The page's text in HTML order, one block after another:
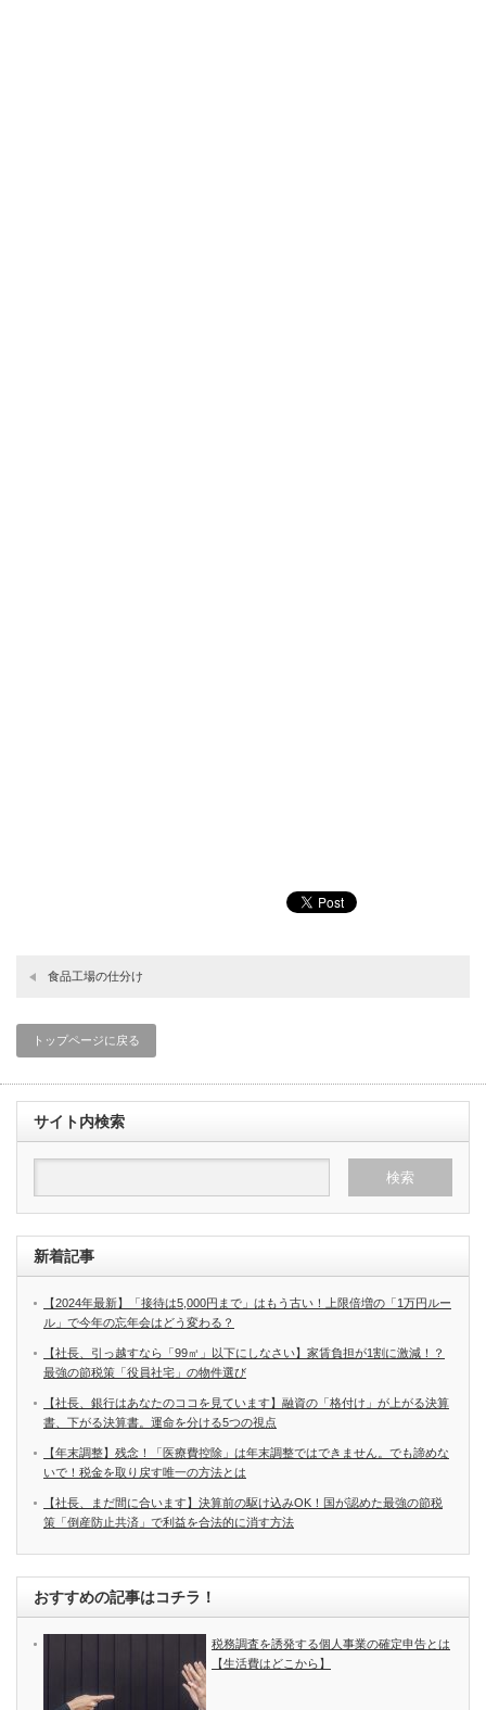
食品工場の仕分け
トップページに戻る
サイト内検索
新着記事
【2024年最新】「接待は5,000円まで」はもう古い！上限倍増の「1万円ルー
ル」で今年の忘年会はどう変わる？
【社長、引っ越すなら「99㎡」以下にしなさい】家賃負担が1割に激減！？
最強の節税策「役員社宅」の物件選び
【社長、銀行はあなたのココを見ています】融資の「格付け」が上がる決算
書、下がる決算書。運命を分ける5つの視点
【年末調整】残念！「医療費控除」は年末調整ではできません。でも諦めな
いで！税金を取り戻す唯一の方法とは
【社長、まだ間に合います】決算前の駆け込みOK！国が認めた最強の節税
策「倒産防止共済」で利益を合法的に消す方法
おすすめの記事はコチラ！
税務調査を誘発する個人事業の確定申告とは
【生活費はどこから】